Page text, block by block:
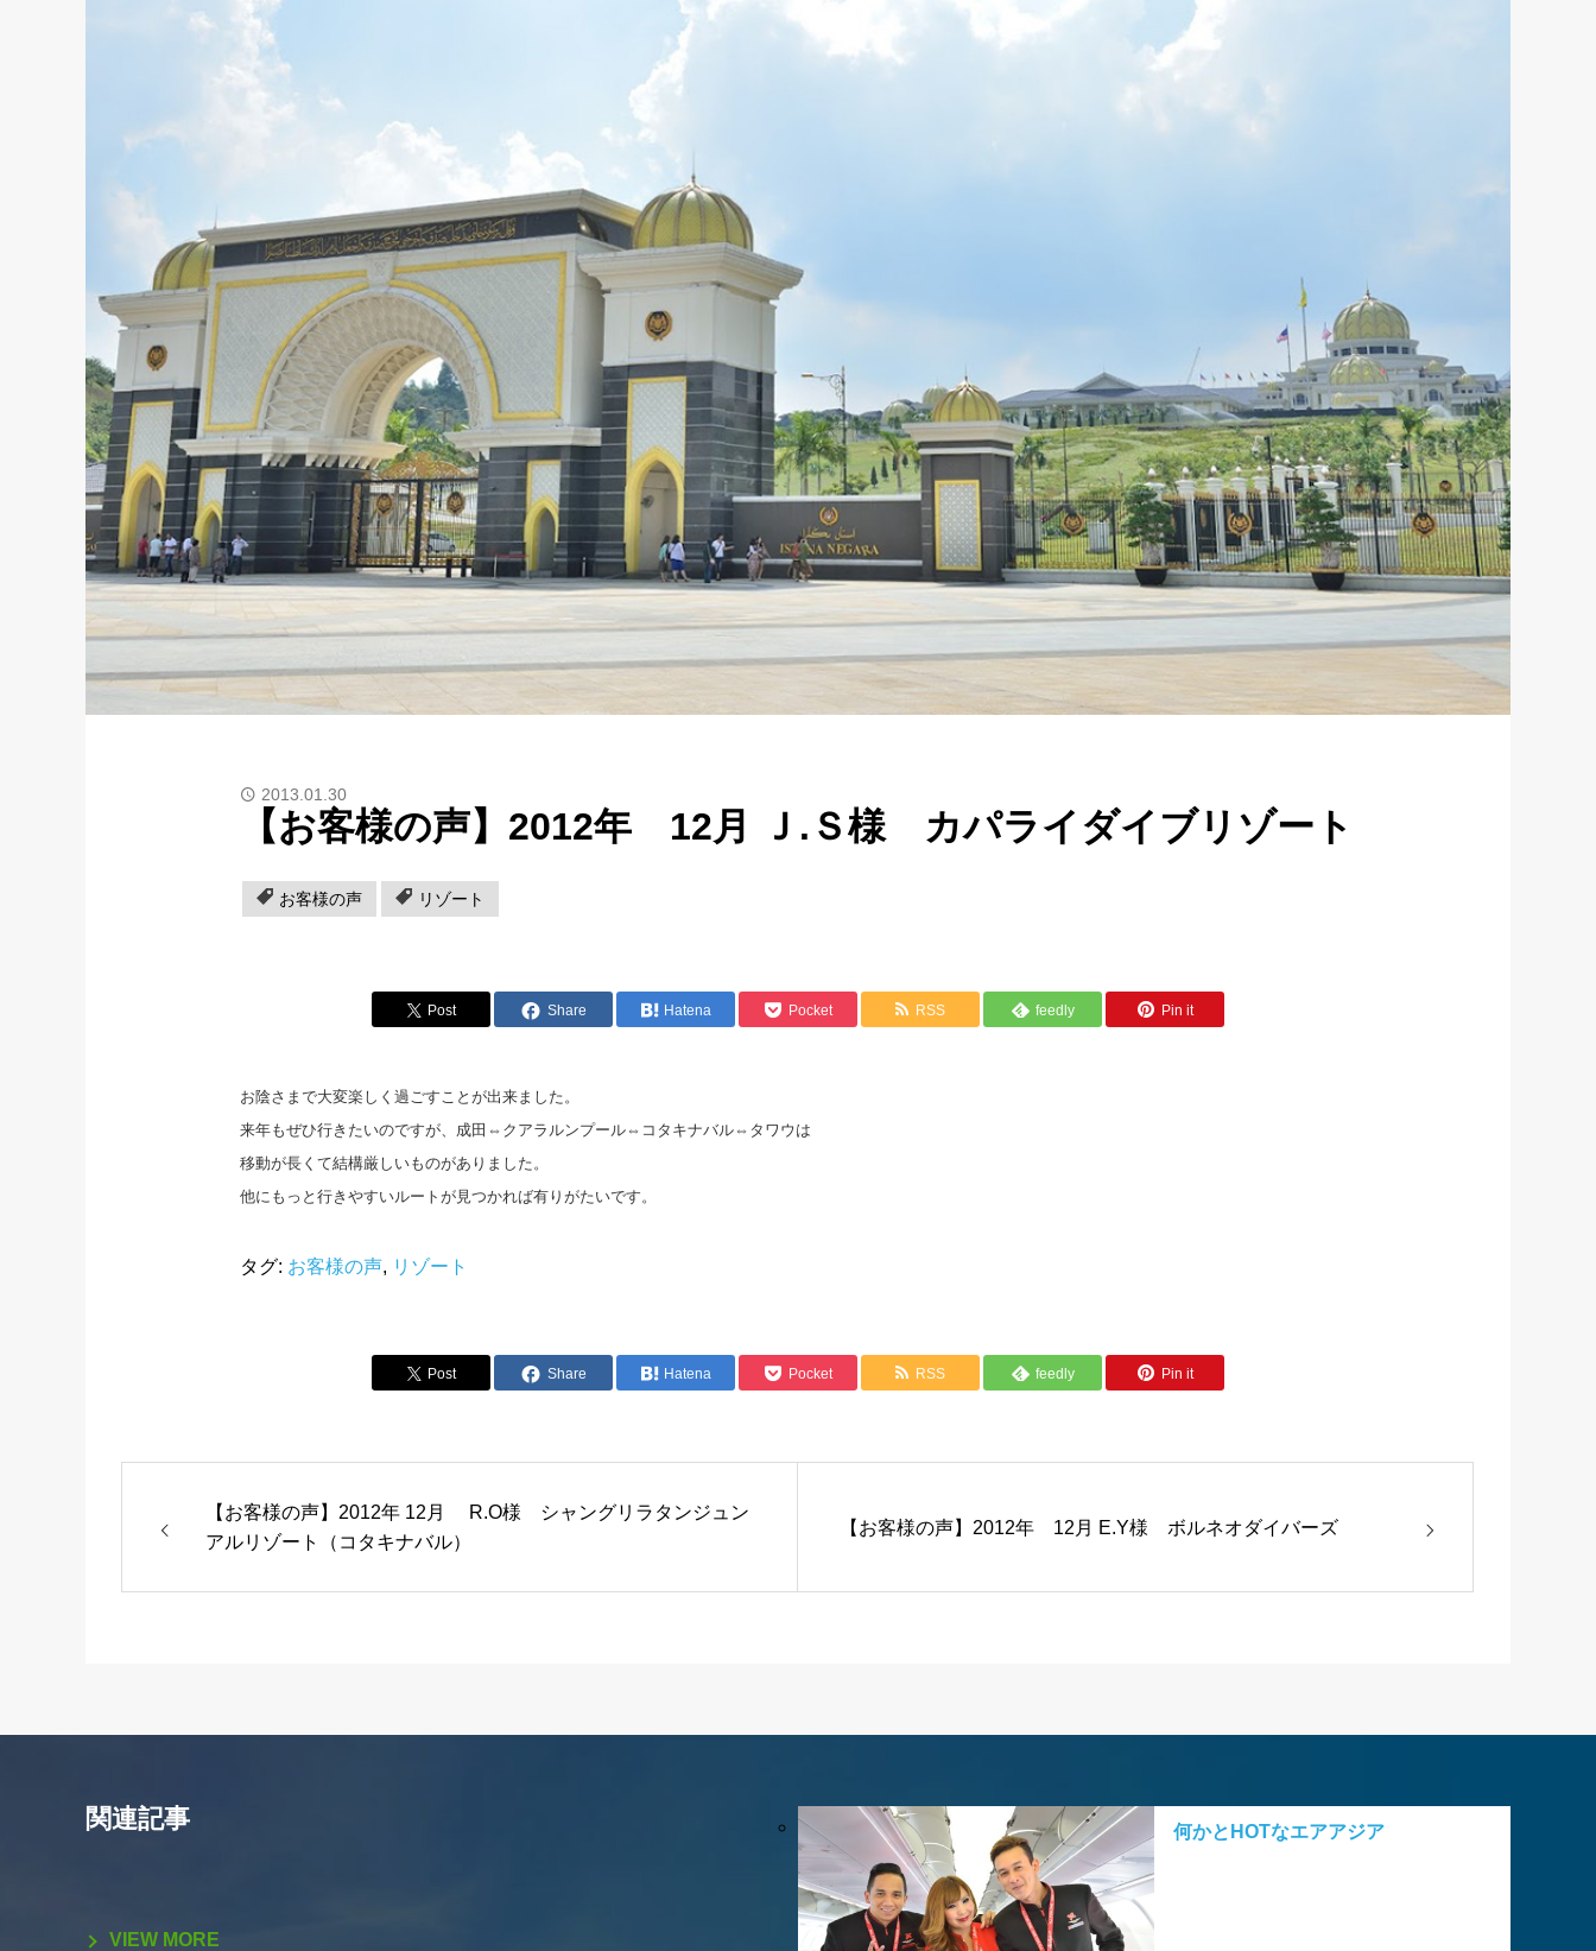
2013.01.30
【お客様の声】2012年 12月 Ｊ.Ｓ様 カパライダイブリゾート
お客様の声 リゾート
Post Share Hatena Pocket RSS feedly Pin it
お陰さまで大変楽しく過ごすことが出来ました。
来年もぜひ行きたいのですが、成田⇔クアラルンプール⇔コタキナバル⇔タワウは
移動が長くて結構厳しいものがありました。
他にもっと行きやすいルートが見つかれば有りがたいです。
タグ: お客様の声, リゾート
Post Share Hatena Pocket RSS feedly Pin it
【お客様の声】2012年 12月 R.O様 シャングリラタンジュン
アルリゾート（コタキナバル）
【お客様の声】2012年 12月 E.Y様 ボルネオダイバーズ
関連記事
VIEW MORE
何かとHOTなエアアジア